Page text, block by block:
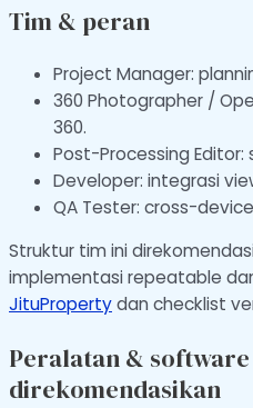
Tim & peran
Project Manager:
360 Photographer /
360.
Post-Processing
Developer: integrasi
QA Tester: cross-
Struktur tim ini
implementasi repeatable
JituPropertydan checklist
Peralatan &
direkomendasikan